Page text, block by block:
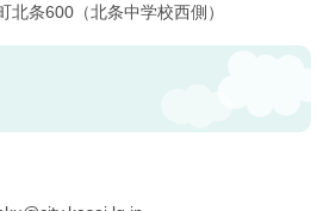
条600（北条中学校西側）